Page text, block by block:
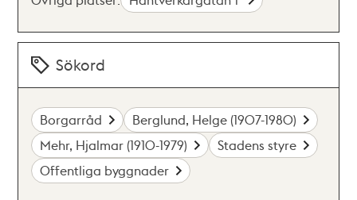
Sökord
Borgarråd
Berglund, Helge (1907-1980)
Mehr, Hjalmar (1910-1979)
Stadens styre
Offentliga byggnader